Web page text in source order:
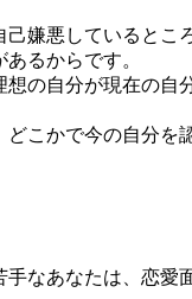
嫌悪しているとこ
るからです。
の自分が現在の自
こかで今の自分を
なあなたは、恋愛